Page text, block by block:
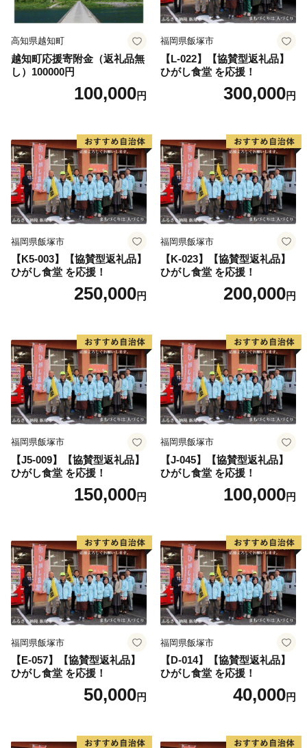
高知県越知町
越知町応援寄附金（返礼品無
し）100000円
100,000円
福岡県飯塚市
【L-022】【協賛型返礼品】
ひがし食堂 を応援！
300,000円
福岡県飯塚市
【K5-003】【協賛型返礼品】
ひがし食堂 を応援！
250,000円
福岡県飯塚市
【K-023】【協賛型返礼品】
ひがし食堂 を応援！
200,000円
福岡県飯塚市
【J5-009】【協賛型返礼品】
ひがし食堂 を応援！
150,000円
福岡県飯塚市
【J-045】【協賛型返礼品】
ひがし食堂 を応援！
100,000円
福岡県飯塚市
【E-057】【協賛型返礼品】
ひがし食堂 を応援！
50,000円
福岡県飯塚市
【D-014】【協賛型返礼品】
ひがし食堂 を応援！
40,000円